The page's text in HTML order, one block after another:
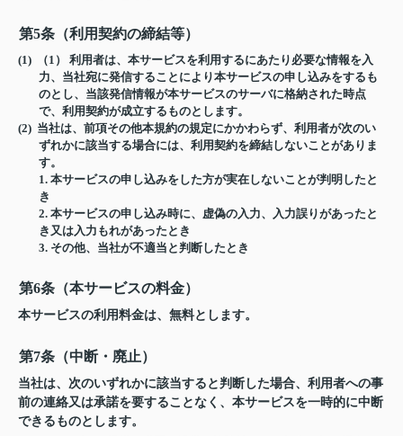
第5条（利用契約の締結等）
(1) （1） 利用者は、本サービスを利用するにあたり必要な情報を入
力、当社宛に発信することにより本サービスの申し込みをするも
のとし、当該発信情報が本サービスのサーバに格納された時点
で、利用契約が成立するものとします。
(2) 当社は、前項その他本規約の規定にかかわらず、利用者が次のい
ずれかに該当する場合には、利用契約を締結しないことがありま
す。
1. 本サービスの申し込みをした方が実在しないことが判明したと
き
2. 本サービスの申し込み時に、虚偽の入力、入力誤りがあったと
き又は入力もれがあったとき
3. その他、当社が不適当と判断したとき
第6条（本サービスの料金）
本サービスの利用料金は、無料とします。
第7条（中断・廃止）
当社は、次のいずれかに該当すると判断した場合、利用者への事
前の連絡又は承諾を要することなく、本サービスを一時的に中断
できるものとします。